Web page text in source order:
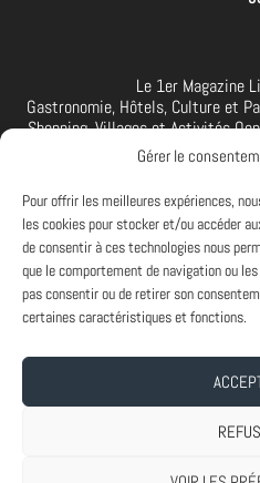
Gérer le
Pour offrir les meilleures expériences,
les cookies pour stocker et/ou accéder
de consentir à ces technologies nous
que le comportement de navigation ou
pas consentir ou de retirer son
certaines caractéristiques et fonctions.
Le 1er Magazine
Gastronomie, Hôtels, Culture et
Shopping, Villages et Activités
interviews, des vidéos et photos
suivre aussi sur
Et vous ? Vous souhaitez
A PROPOS-ABONNEMENT